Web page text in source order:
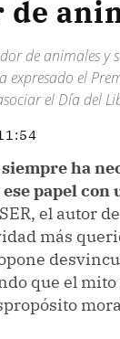
de animales y
expresado el
el Día del
ha
papel con
el autor de
más
que el